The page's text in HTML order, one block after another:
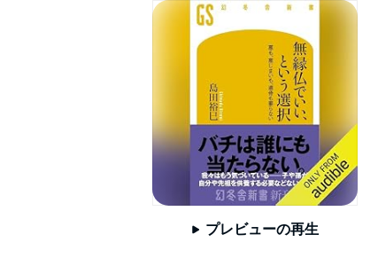
プレビューの再生